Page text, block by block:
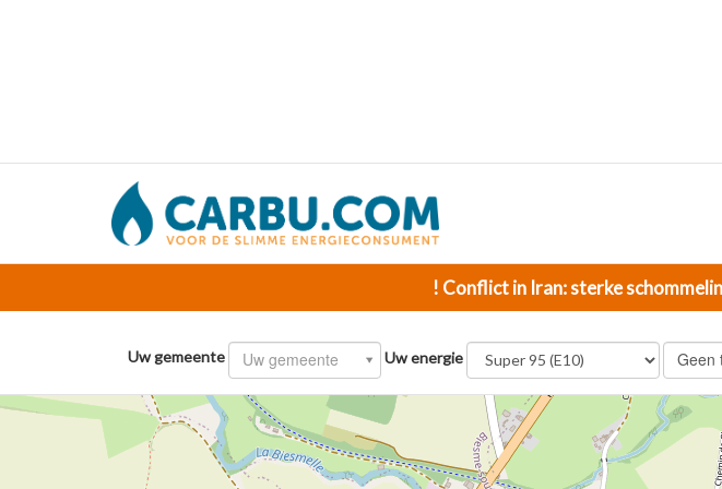
! Conflict in Iran: sterke
Uw gemeente Uw gemeente Uw energie Geen